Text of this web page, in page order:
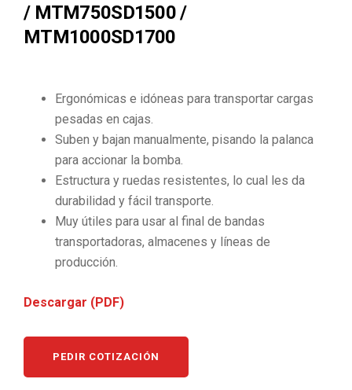
/ MTM750SD1500 /
MTM1000SD1700
Ergonómicas e idóneas para transportar cargas
pesadas en cajas.
Suben y bajan manualmente, pisando la palanca
para accionar la bomba.
Estructura y ruedas resistentes, lo cual les da
durabilidad y fácil transporte.
Muy útiles para usar al final de bandas
transportadoras, almacenes y líneas de
producción.
Descargar (PDF)
PEDIR COTIZACIÓN